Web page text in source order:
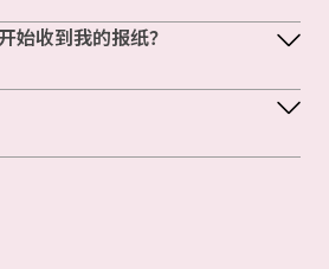
始收到我的报纸？